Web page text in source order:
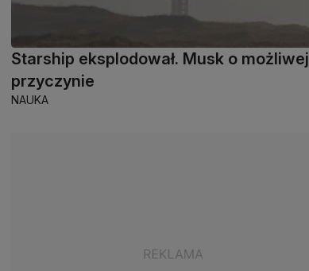
Starship eksplodował. Musk o możliwej
przyczynie
NAUKA